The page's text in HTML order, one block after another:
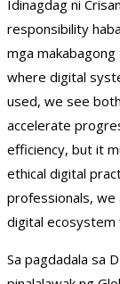
Idinagdag ni
responsibility
mga
where digital
used, we see
accelerate
efficiency, but it
ethical digital
professionals, we
digital ecosystem
Sa pagdadala sa